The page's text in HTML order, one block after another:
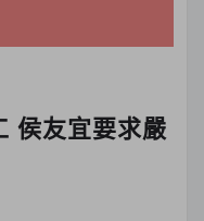
侯友宜要求嚴